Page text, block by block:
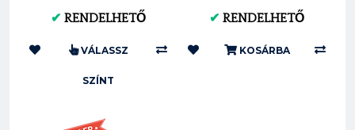
✔ RENDELHETŐ
VÁLASSZ
SZÍNT
✔ RENDELHETŐ
KOSÁRBA